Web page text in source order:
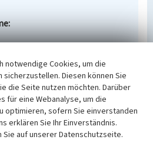
Fachdatenbank
notwendige Cookies, um die
Diesen können Sie
die Seite nutzen möchten. Darüber
für eine Webanalyse, um die
optimieren, sofern Sie einverstanden
erklären Sie Ihr Einverständnis.
auf unserer Datenschutzseite.